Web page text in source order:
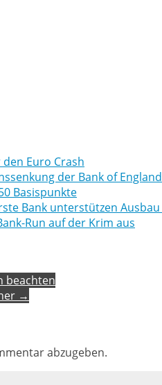
Euro Crash
der Bank of England
Basispunkte
Bank unterstützen
Run auf der Krim aus
beachten
→
abzugeben.